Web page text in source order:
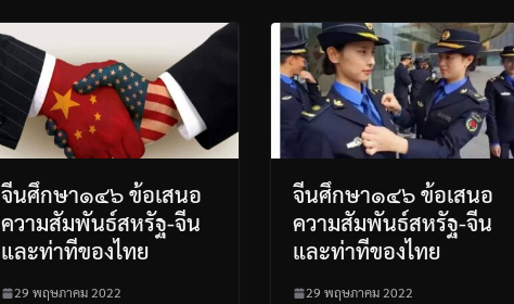
จีนศึกษา๑๔๖ ข้อเสนอ
ความสัมพันธ์สหรัฐ-จีน
และท่าทีของไทย
29 พฤษภาคม 2022
จีนศึกษา๑๔๖ ข้อเสนอ
ความสัมพันธ์สหรัฐ-จีน
และท่าทีของไทย
29 พฤษภาคม 2022